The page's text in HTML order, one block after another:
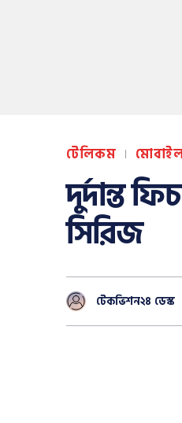
টেলিকম
দুর্দান্ত
সিরিজ
টেকভিশন২৪ ডেস্ক